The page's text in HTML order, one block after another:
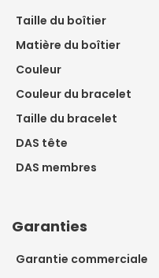
Taille du boîtier
Matière du boîtier
Couleur
Couleur du bracelet
Taille du bracelet
DAS tête
DAS membres
Garanties
Garantie commerciale